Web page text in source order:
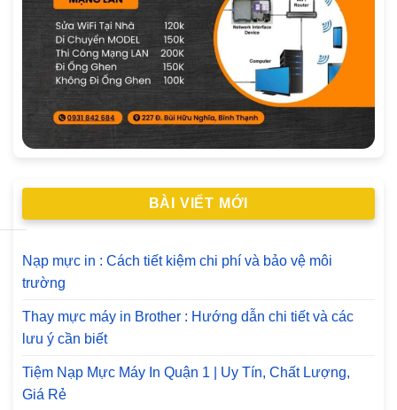
BÀI VIẾT MỚI
Nạp mực in : Cách tiết kiệm chi phí và bảo vệ môi
trường
Thay mực máy in Brother : Hướng dẫn chi tiết và các
lưu ý cần biết
Tiệm Nạp Mực Máy In Quận 1 | Uy Tín, Chất Lượng,
Giá Rẻ